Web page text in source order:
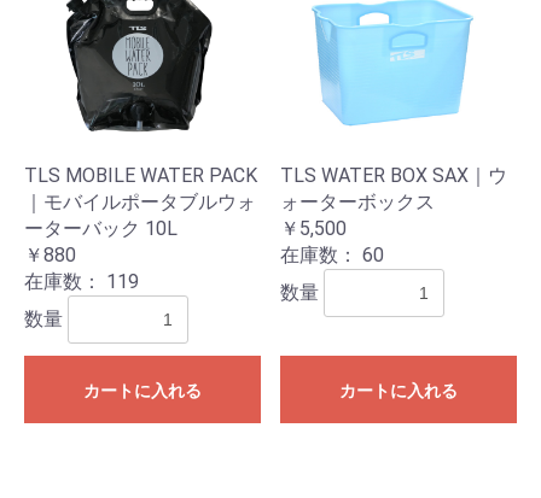
TLS MOBILE WATER PACK
｜モバイルポータブルウォ
ーターバック 10L
￥880
在庫数： 119
数量
カートに入れる
TLS WATER BOX SAX｜ウ
ォーターボックス
￥5,500
在庫数： 60
数量
カートに入れる
お買い物を続ける カートへ進む